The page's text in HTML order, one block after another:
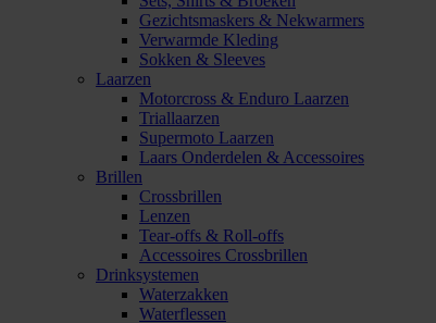
Gezichtsmaskers & Nekwarmers
Verwarmde Kleding
Sokken & Sleeves
Laarzen
Motorcross & Enduro Laarzen
Triallaarzen
Supermoto Laarzen
Laars Onderdelen & Accessoires
Brillen
Crossbrillen
Lenzen
Tear-offs & Roll-offs
Accessoires Crossbrillen
Drinksystemen
Waterzakken
Waterflessen